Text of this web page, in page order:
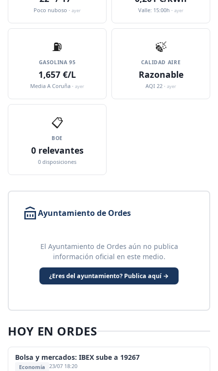
Poco nuboso · ayer Valle: 15:00h · ayer
⛽️
GASOLINA 95
1,657 €/L
Media A Coruña · ayer
🍃
CALIDAD AIRE
Razonable
AQI 22 · ayer
📋
BOE
0 relevantes
0 disposiciones
Ayuntamiento de Ordes
El Ayuntamiento de Ordes aún no publica
información oficial en este medio.
¿Eres del ayuntamiento? Publica aquí →
HOY EN ORDES
Bolsa y mercados: IBEX sube a 19267
Economía 23/07 18:20